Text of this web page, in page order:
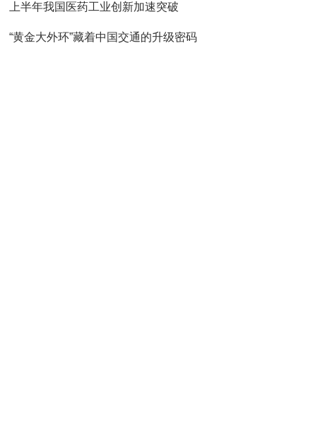
上半年我国医药工业创新加速突破
“黄金大外环”藏着中国交通的升级密码